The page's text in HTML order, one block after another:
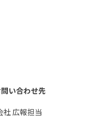
い合わせ先
社 広報担当